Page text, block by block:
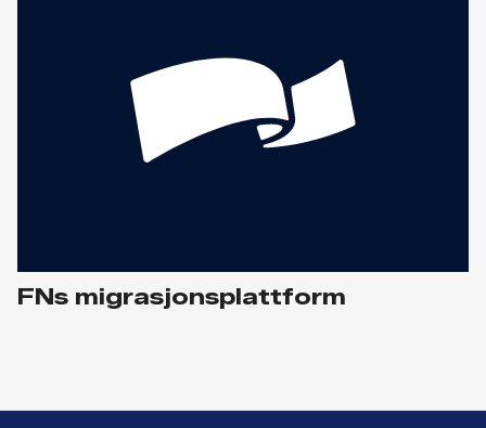
FNs migrasjonsplattform